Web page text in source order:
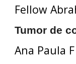
Fellow
Tumor de
Ana Paula